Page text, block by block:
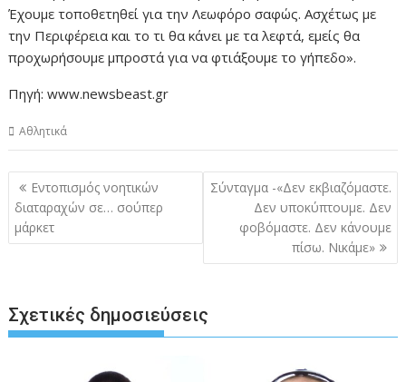
Έχουμε τοποθετηθεί για την Λεωφόρο σαφώς. Ασχέτως με
την Περιφέρεια και το τι θα κάνει με τα λεφτά, εμείς θα
προχωρήσουμε μπροστά για να φτιάξουμε το γήπεδο».
Πηγή: www.newsbeast.gr
Αθλητικά
Πλοήγηση
άρθρων
Εντοπισμός νοητικών
διαταραχών σε… σούπερ
μάρκετ
Σύνταγμα -«Δεν εκβιαζόμαστε.
Δεν υποκύπτουμε. Δεν
φοβόμαστε. Δεν κάνουμε
πίσω. Νικάμε»
Σχετικές δημοσιεύσεις